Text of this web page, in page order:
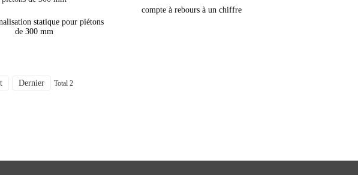
statique pour piétons
de 300 mm
compte à rebours à un chiffre
Dernier Total 2